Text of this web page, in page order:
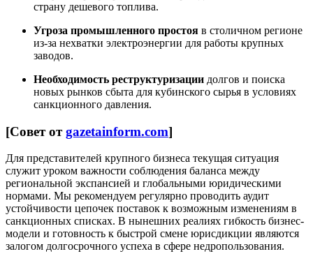
страну дешевого топлива.
Угроза промышленного простоя в столичном регионе
из-за нехватки электроэнергии для работы крупных
заводов.
Необходимость реструктуризации долгов и поиска
новых рынков сбыта для кубинского сырья в условиях
санкционного давления.
[Совет отgazetainform.com]
Для представителей крупного бизнеса текущая ситуация
служит уроком важности соблюдения баланса между
региональной экспансией и глобальными юридическими
нормами. Мы рекомендуем регулярно проводить аудит
устойчивости цепочек поставок к возможным изменениям в
санкционных списках. В нынешних реалиях гибкость бизнес-
модели и готовность к быстрой смене юрисдикции являются
залогом долгосрочного успеха в сфере недропользования.